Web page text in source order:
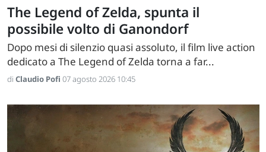
The Legend of Zelda, spunta il
possibile volto di Ganondorf
Dopo mesi di silenzio quasi assoluto, il film live action
dedicato a The Legend of Zelda torna a far...
di Claudio Pofi 07 agosto 2026 10:45